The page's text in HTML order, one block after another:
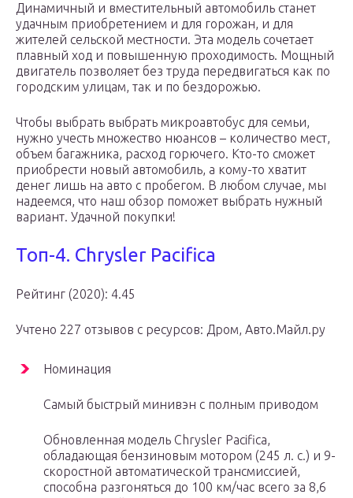
Динамичный и вместительный автомобиль станет
удачным приобретением и для горожан, и для
жителей сельской местности. Эта модель сочетает
плавный ход и повышенную проходимость. Мощный
двигатель позволяет без труда передвигаться как по
городским улицам, так и по бездорожью.
Чтобы выбрать выбрать микроавтобус для семьи,
нужно учесть множество нюансов – количество мест,
объем багажника, расход горючего. Кто-то сможет
приобрести новый автомобиль, а кому-то хватит
денег лишь на авто с пробегом. В любом случае, мы
надеемся, что наш обзор поможет выбрать нужный
вариант. Удачной покупки!
Топ-4. Chrysler Pacifica
Рейтинг (2020): 4.45
Учтено 227 отзывов с ресурсов: Дром, Авто.Майл.ру
Номинация
Самый быстрый минивэн с полным приводом
Обновленная модель Chrysler Pacifica,
обладающая бензиновым мотором (245 л. с.) и 9-
скоростной автоматической трансмиссией,
способна разгоняться до 100 км/час всего за 8,6